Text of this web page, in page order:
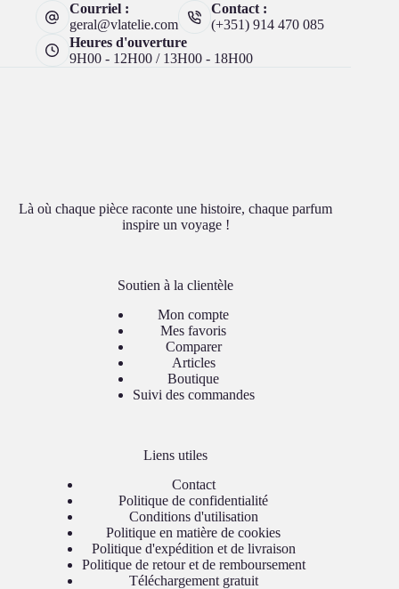
Courriel :
geral@vlatelie.com
Contact :
(+351) 914 470 085
Heures d'ouverture
9H00 - 12H00 / 13H00 - 18H00
Là où chaque pièce raconte une histoire, chaque parfum
inspire un voyage !
Soutien à la clientèle
Mon compte
Mes favoris
Comparer
Articles
Boutique
Suivi des commandes
Liens utiles
Contact
Politique de confidentialité
Conditions d'utilisation
Politique en matière de cookies
Politique d'expédition et de livraison
Politique de retour et de remboursement
Téléchargement gratuit